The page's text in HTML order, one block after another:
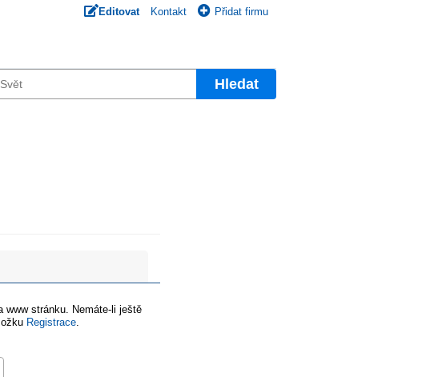
Editovat Kontakt Přidat firmu
Hledat
www stránku. Nemáte-li ještě
Registrace